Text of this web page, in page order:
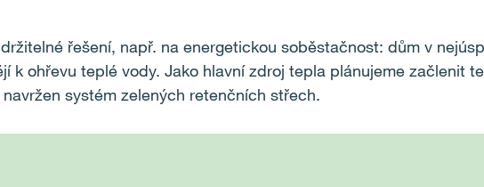
řešení, např. na energetickou soběstačnost: dům v
k ohřevu teplé vody. Jako hlavní zdroj tepla plánujeme začlenit
systém zelených retenčních střech.